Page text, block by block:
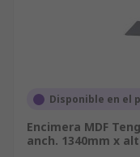
Disponible en el
Encimera MDF
anch. 1340mm x